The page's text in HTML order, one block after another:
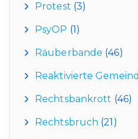
Protest (3)
PsyOP (1)
Räuberbande (46)
Reaktivierte
Rechtsbankrott (46)
Rechtsbruch (21)